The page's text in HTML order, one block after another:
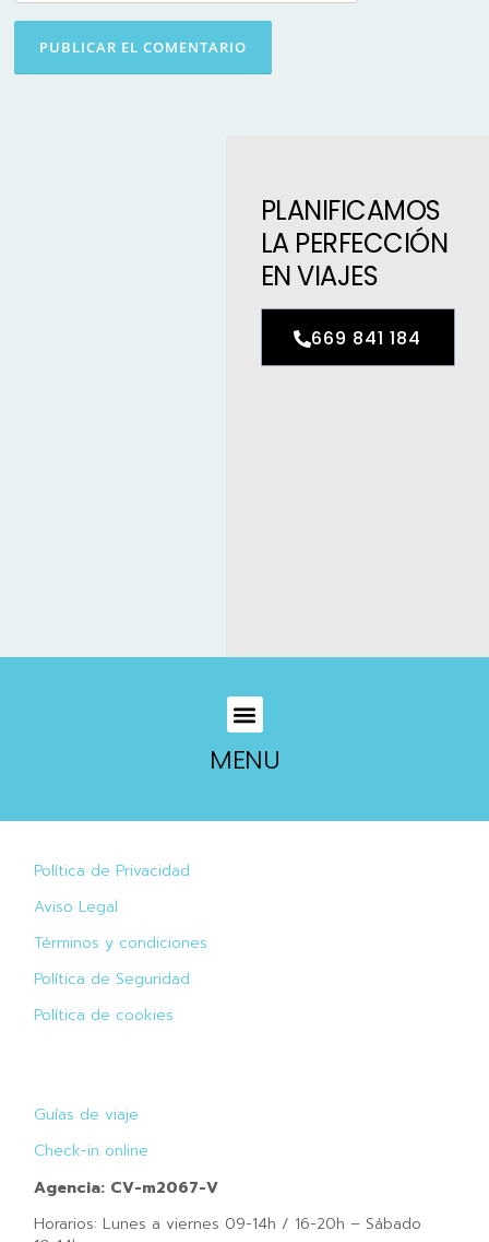
PLANIFICAMOS
LA PERFECCIÓN
EN VIAJES
669 841 184
MENU
Política de Privacidad
Aviso Legal
Términos y condiciones
Política de Seguridad
Política de cookies
Guías de viaje
Check-in online
Agencia: CV-m2067-V
Horarios: Lunes a viernes 09-14h / 16-20h – Sábado